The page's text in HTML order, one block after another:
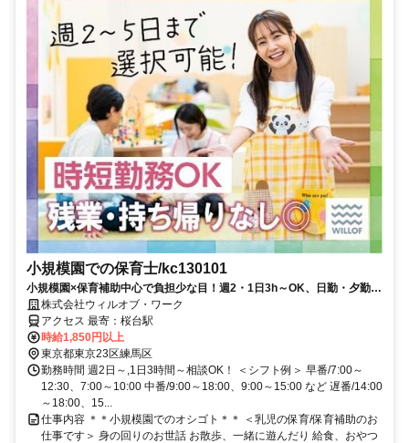
小規模園での保育士/kc130101
小規模園×保育補助中心で負担少な目！週2・1日3h～OK、日勤・夕勤等
の選択可！ミドルシニアも
株式会社ウィルオブ・ワーク
アクセス 最寄：桜台駅
時給1,850円以上
東京都東京23区練馬区
勤務時間 週2日～,1日3時間～相談OK！ ＜シフト例＞ 早番/7:00～
12:30、7:00～10:00 中番/9:00～18:00、9:00～15:00 など 遅番/14:00
～18:00、15...
仕事内容 ＊＊小規模園でのオシゴト＊＊ ＜乳児の保育/保育補助のお
仕事です＞ 身の回りのお世話 お散歩、一緒に遊んだり 給食、おやつ